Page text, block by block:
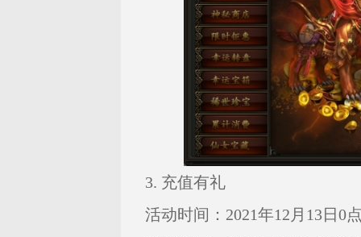
3. 充值有礼
活动时间：2021年12月13日0